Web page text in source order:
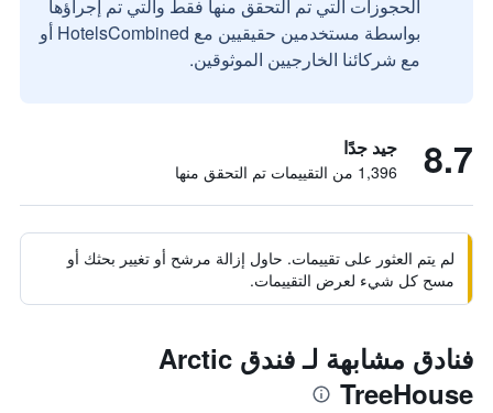
الحجوزات التي تم التحقق منها فقط والتي تم إجراؤها
بواسطة مستخدمين حقيقيين مع HotelsCombined أو
مع شركائنا الخارجيين الموثوقين.
8.7 جيد جدًا
1,396 من التقييمات تم التحقق منها
لم يتم العثور على تقييمات. حاول إزالة مرشح أو تغيير بحثك أو
مسح كل شيء لعرض التقييمات.
فنادق مشابهة لـ فندق Arctic
TreeHouse